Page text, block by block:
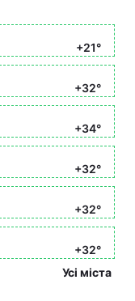
+21°
+32°
+34°
+32°
+32°
+32°
Усі міста